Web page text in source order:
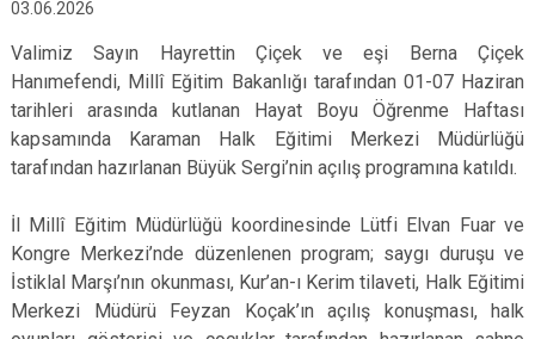
03.06.2026
Valimiz Sayın Hayrettin Çiçek ve eşi Berna Çiçek
Hanımefendi, Millî Eğitim Bakanlığı tarafından 01-07 Haziran
tarihleri arasında kutlanan Hayat Boyu Öğrenme Haftası
kapsamında Karaman Halk Eğitimi Merkezi Müdürlüğü
tarafından hazırlanan Büyük Sergi’nin açılış programına katıldı.
İl Millî Eğitim Müdürlüğü koordinesinde Lütfi Elvan Fuar ve
Kongre Merkezi’nde düzenlenen program; saygı duruşu ve
İstiklal Marşı’nın okunması, Kur’an-ı Kerim tilaveti, Halk Eğitimi
Merkezi Müdürü Feyzan Koçak’ın açılış konuşması, halk